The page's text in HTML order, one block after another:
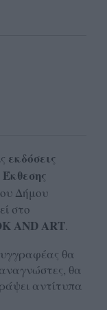
εκδόσεις
Έκθεσης
Δήμου
στο
AND ART.
θα
θα
αντίτυπα